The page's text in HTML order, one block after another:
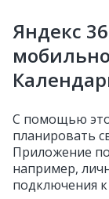
Яндекс
С помощью
планировать
Приложение
например,
подключения